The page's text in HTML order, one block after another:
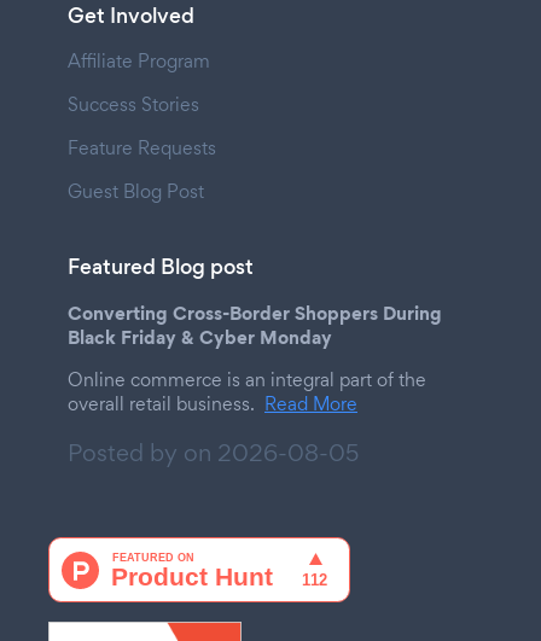
Get Involved
Affiliate Program
Success Stories
Feature Requests
Guest Blog Post
Featured Blog post
Converting Cross-Border Shoppers During
Black Friday & Cyber Monday
Online commerce is an integral part of the
overall retail business. Read More
Posted by on 2026-08-05